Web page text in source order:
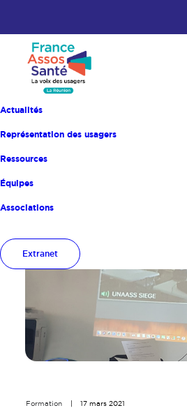
Actualités
Représentation des usagers
Ressources
Équipes
Associations
Extranet
Formation 17 mars 2021